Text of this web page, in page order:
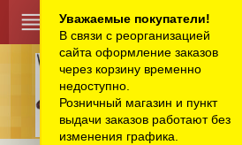
Уважаемые покупатели!
В связи с реорганизацией
сайта оформление заказов
через корзину временно
недоступно.
Розничный магазин и пункт
выдачи заказов работают без
изменения графика.